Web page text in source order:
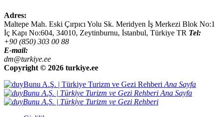
Adres:
Maltepe Mah. Eski Çırpıcı Yolu Sk. Meridyen İş Merkezi Blok No:1
İç Kapı No:604, 34010, Zeytinburnu, İstanbul, Türkiye TR Tel:
+90 (850) 303 00 88
E-mail:
dm@turkiye.ee
Copyright © 2026 turkiye.ee
Ana Sayfa
Ana Sayfa